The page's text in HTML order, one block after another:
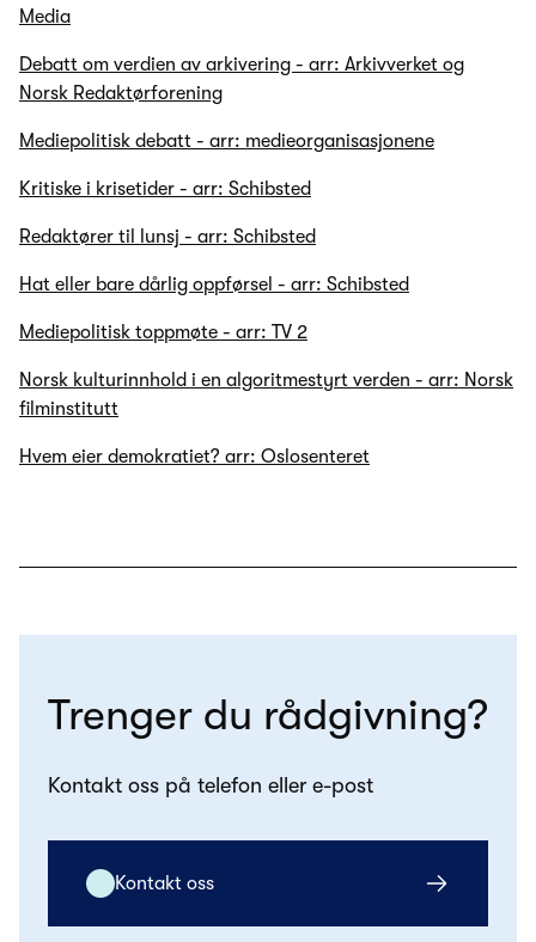
Media
Debatt om verdien av arkivering - arr: Arkivverket og
Norsk Redaktørforening
Mediepolitisk debatt - arr: medieorganisasjonene
Kritiske i krisetider - arr: Schibsted
Redaktører til lunsj - arr: Schibsted
Hat eller bare dårlig oppførsel - arr: Schibsted
Mediepolitisk toppmøte - arr: TV 2
Norsk kulturinnhold i en algoritmestyrt verden - arr: Norsk
filminstitutt
Hvem eier demokratiet? arr: Oslosenteret
Trenger du rådgivning?
Kontakt oss på telefon eller e-post
Kontakt oss